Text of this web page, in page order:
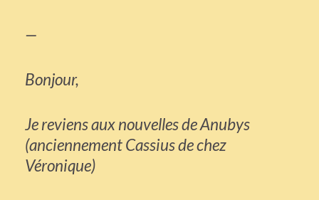
—
Bonjour,
Je reviens aux nouvelles de Anubys
(anciennement Cassius de chez
Véronique)